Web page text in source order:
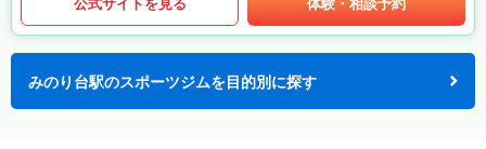
みのり台駅のスポーツジムを目的別に探す